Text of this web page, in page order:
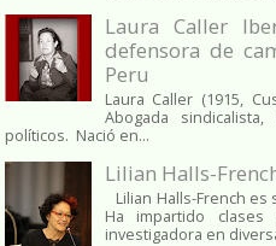
Laura Caller
defensora de
Peru
Laura Caller (1915,
Abogada
políticos. Nació en...
Lilian Halls-
Lilian Halls-French
Ha impartido
investigadora en